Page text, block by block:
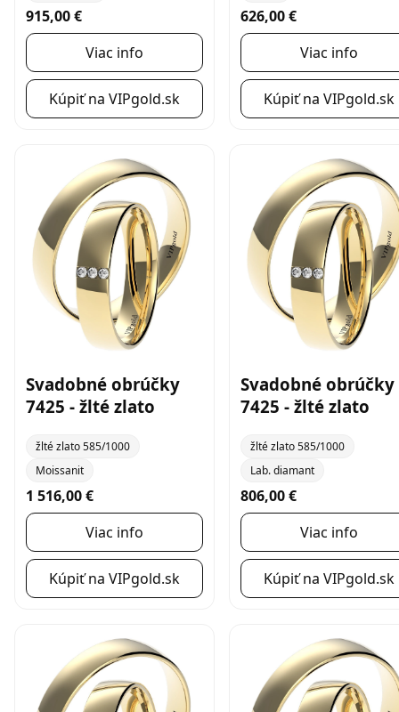
915,00 €
Viac info
Kúpiť na VIPgold.sk
626,00 €
Viac info
Kúpiť na VIPgold.sk
Svadobné obrúčky
7425 - žlté zlato
žlté zlato 585/1000
Moissanit
1 516,00 €
Viac info
Kúpiť na VIPgold.sk
Svadobné obrúčky
7425 - žlté zlato
žlté zlato 585/1000
Lab. diamant
806,00 €
Viac info
Kúpiť na VIPgold.sk